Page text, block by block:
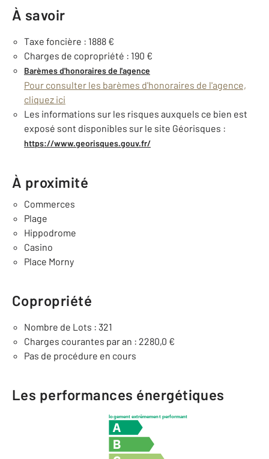
À savoir
Taxe foncière : 1888 €
Charges de copropriété : 190 €
Barèmes d'honoraires de l'agence
Pour consulter les barèmes d'honoraires de l'agence,
cliquez ici
Les informations sur les risques auxquels ce bien est
exposé sont disponibles sur le site Géorisques :
https://www.georisques.gouv.fr/
À proximité
Commerces
Plage
Hippodrome
Casino
Place Morny
Copropriété
Nombre de Lots : 321
Charges courantes par an : 2280,0 €
Pas de procédure en cours
Les performances énergétiques
logement extrêmement performant